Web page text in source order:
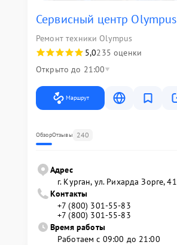
Сервисный центр Olympus
Ремонт техники Olympus
5,0235 оценки
Открыто до 21:00
Маршрут
ОбзорОтзывы 240
Адрес
г. Курган, ул. Рихарда Зорге, 41
Контакты
+7 (800) 301-55-83
+7 (800) 301-55-83
Время работы
Работаем с 09:00 до 21:00